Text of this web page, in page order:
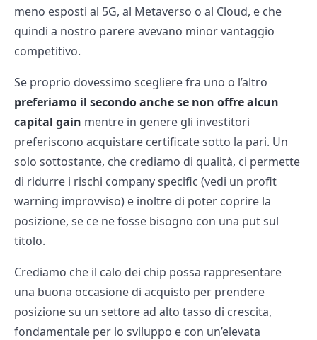
meno esposti al 5G, al Metaverso o al Cloud, e che
quindi a nostro parere avevano minor vantaggio
competitivo.
Se proprio dovessimo scegliere fra uno o l’altro
preferiamo il secondo anche se non offre alcun
capital gain mentre in genere gli investitori
preferiscono acquistare certificate sotto la pari. Un
solo sottostante, che crediamo di qualità, ci permette
di ridurre i rischi company specific (vedi un profit
warning improvviso) e inoltre di poter coprire la
posizione, se ce ne fosse bisogno con una put sul
titolo.
Crediamo che il calo dei chip possa rappresentare
una buona occasione di acquisto per prendere
posizione su un settore ad alto tasso di crescita,
fondamentale per lo sviluppo e con un’elevata